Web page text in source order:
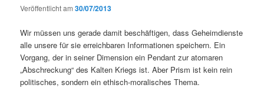
Veröffentlicht am30/07/2013
Wir müssen uns gerade damit beschäftigen, dass Geheimdienste
alle unsere für sie erreichbaren Informationen speichern. Ein
Vorgang, der in seiner Dimension ein Pendant zur atomaren
„Abschreckung“ des Kalten Kriegs ist. Aber Prism ist kein rein
politisches, sondern ein ethisch-moralisches Thema.